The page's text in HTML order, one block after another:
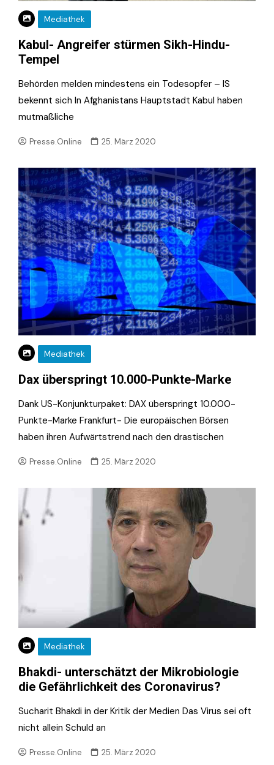
Mediathek
Kabul- Angreifer stürmen Sikh-Hindu-
Tempel
Behörden melden mindestens ein Todesopfer – IS
bekennt sich In Afghanistans Hauptstadt Kabul haben
mutmaßliche
Presse.Online 25. März 2020
Mediathek
Dax überspringt 10.000-Punkte-Marke
Dank US-Konjunkturpaket: DAX überspringt 10.000-
Punkte-Marke Frankfurt- Die europäischen Börsen
haben ihren Aufwärtstrend nach den drastischen
Presse.Online 25. März 2020
Mediathek
Bhakdi- unterschätzt der Mikrobiologie
die Gefährlichkeit des Coronavirus?
Sucharit Bhakdi in der Kritik der Medien Das Virus sei oft
nicht allein Schuld an
Presse.Online 25. März 2020